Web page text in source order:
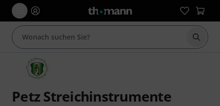
Suche
Petz Streichinstrumente